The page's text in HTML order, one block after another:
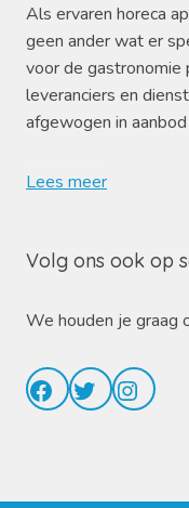
Als ervaren horeca
geen ander wat er
voor de gastronomie
leveranciers en
afgewogen in aanbod
Lees meer
Volg ons ook op
We houden je graag
Facebook
Twitter